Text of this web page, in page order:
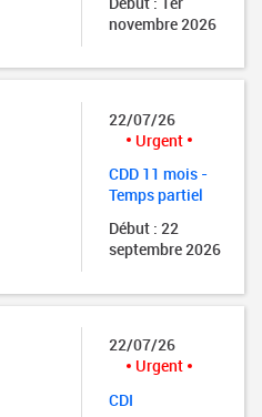
novembre 2026
22/07/26
Urgent
CDD 11 mois -
Temps partiel
Début : 22
septembre 2026
22/07/26
Urgent
CDI